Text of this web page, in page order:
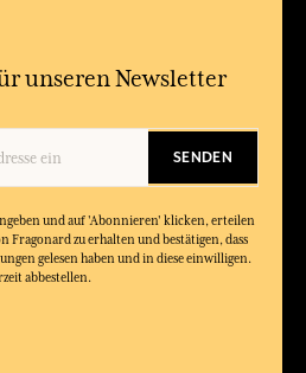
unseren Newsletter
SENDEN
und auf 'Abonnieren' klicken, erteilen
Fragonard zu erhalten und bestätigen, dass
gelesen haben und in diese einwilligen.
abbestellen.